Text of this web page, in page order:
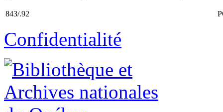
843/.92
Confidentialité